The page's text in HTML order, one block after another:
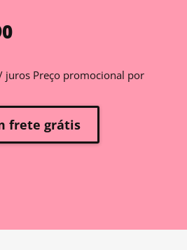
juros Preço promocional por
frete grátis